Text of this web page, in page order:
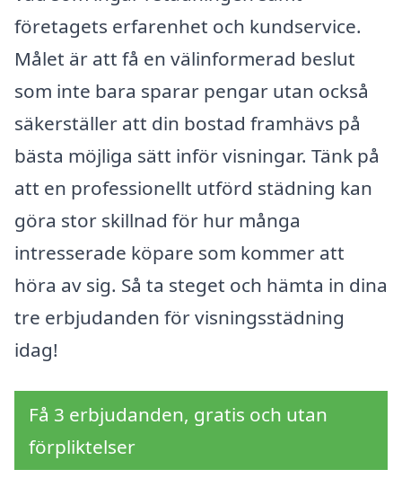
företagets erfarenhet och kundservice.
Målet är att få en välinformerad beslut
som inte bara sparar pengar utan också
säkerställer att din bostad framhävs på
bästa möjliga sätt inför visningar. Tänk på
att en professionellt utförd städning kan
göra stor skillnad för hur många
intresserade köpare som kommer att
höra av sig. Så ta steget och hämta in dina
tre erbjudanden för visningsstädning
idag!
Få 3 erbjudanden, gratis och utan
förpliktelser